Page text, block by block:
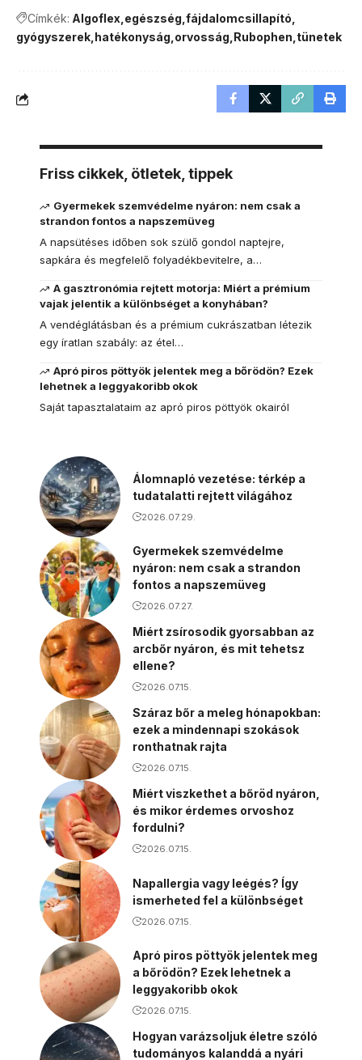
Címkék: Algoflex egészség fájdalomcsillapító
gyógyszerek hatékonyság orvosság Rubophen tünetek
Friss cikkek, ötletek, tippek
Gyermekek szemvédelme nyáron: nem csak a
strandon fontos a napszemüveg
A napsütéses időben sok szülő gondol naptejre,
sapkára és megfelelő folyadékbevitelre, a…
A gasztronómia rejtett motorja: Miért a prémium
vajak jelentik a különbséget a konyhában?
A vendéglátásban és a prémium cukrászatban létezik
egy íratlan szabály: az étel…
Apró piros pöttyök jelentek meg a bőrödön? Ezek
lehetnek a leggyakoribb okok
Saját tapasztalataim az apró piros pöttyök okairól
Álomnapló vezetése: térkép a
tudatalatti rejtett világához
2026.07.29.
Gyermekek szemvédelme
nyáron: nem csak a strandon
fontos a napszemüveg
2026.07.27.
Miért zsírosodik gyorsabban az
arcbőr nyáron, és mit tehetsz
ellene?
2026.07.15.
Száraz bőr a meleg hónapokban:
ezek a mindennapi szokások
ronthatnak rajta
2026.07.15.
Miért viszkethet a bőröd nyáron,
és mikor érdemes orvoshoz
fordulni?
2026.07.15.
Napallergia vagy leégés? Így
ismerheted fel a különbséget
2026.07.15.
Apró piros pöttyök jelentek meg
a bőrödön? Ezek lehetnek a
leggyakoribb okok
2026.07.15.
Hogyan varázsoljuk életre szóló
tudományos kalanddá a nyári